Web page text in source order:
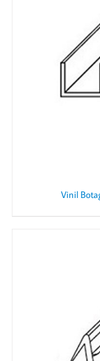
Vinil